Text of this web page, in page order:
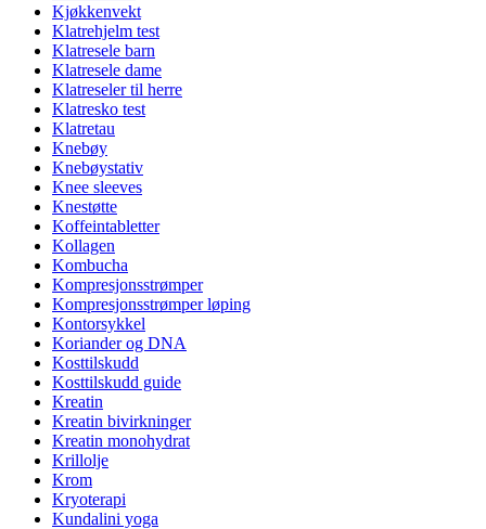
Kjøkkenvekt
Klatrehjelm test
Klatresele barn
Klatresele dame
Klatreseler til herre
Klatresko test
Klatretau
Knebøy
Knebøystativ
Knee sleeves
Knestøtte
Koffeintabletter
Kollagen
Kombucha
Kompresjonsstrømper
Kompresjonsstrømper løping
Kontorsykkel
Koriander og DNA
Kosttilskudd
Kosttilskudd guide
Kreatin
Kreatin bivirkninger
Kreatin monohydrat
Krillolje
Krom
Kryoterapi
Kundalini yoga